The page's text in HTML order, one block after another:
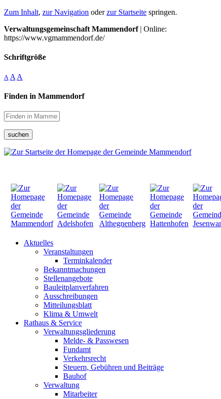
Zum Inhalt, zur Navigation oderzur Startseite springen.
Verwaltungsgemeinschaft Mammendorf| Online:
https://www.vgmammendorf.de/
Schriftgröße
A A A
Finden in Mammendorf
suchen
Aktuelles
Veranstaltungen
Terminkalender
Bekanntmachungen
Stellenangebote
Bauleitplanverfahren
Ausschreibungen
Mitteilungsblatt
Klima & Umwelt
Rathaus & Service
Verwaltungsgliederung
Melde- & Passwesen
Fundamt
Verkehrsrecht
Steuern, Gebühren und Beiträge
Bauhof
Verwaltung
Mitarbeiter